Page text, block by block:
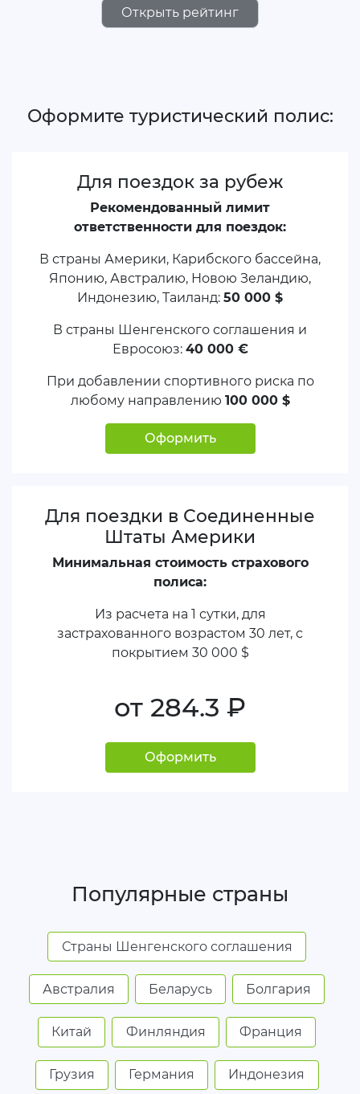
Открыть рейтинг
Оформите туристический полис:
Для поездок за рубеж
Рекомендованный лимит
ответственности для поездок:
В страны Америки, Карибского бассейна,
Японию, Австралию, Новою Зеландию,
Индонезию, Таиланд: 50 000 $
В страны Шенгенского соглашения и
Евросоюз: 40 000 €
При добавлении спортивного риска по
любому направлению 100 000 $
Оформить
Для поездки в Соединенные
Штаты Америки
Минимальная стоимость страхового
полиса:
Из расчета на 1 сутки, для
застрахованного возрастом 30 лет, с
покрытием 30 000 $
от 284.3 руб.
Оформить
Популярные страны
Страны Шенгенского соглашения
Австралия Беларусь Болгария
Китай Финляндия Франция
Грузия Германия Индонезия